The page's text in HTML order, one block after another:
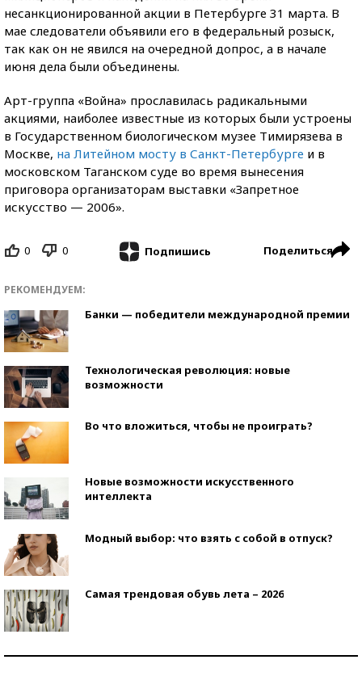
несанкционированной акции в Петербурге 31 марта. В
мае следователи объявили его в федеральный розыск,
так как он не явился на очередной допрос, а в начале
июня дела были объединены.
Арт-группа «Война» прославилась радикальными
акциями, наиболее известные из которых были устроены
в Государственном биологическом музее Тимирязева в
Москве, на Литейном мосту в Санкт-Петербурге и в
московском Таганском суде во время вынесения
приговора организаторам выставки «Запретное
искусство — 2006».
0 0 Подпишись Поделиться
РЕКОМЕНДУЕМ:
Банки — победители международной премии
Технологическая революция: новые
возможности
Во что вложиться, чтобы не проиграть?
Новые возможности искусственного
интеллекта
Модный выбор: что взять с собой в отпуск?
Самая трендовая обувь лета – 2026